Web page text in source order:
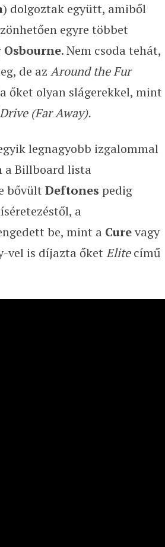
) dolgoztak együtt, amiből
egyre többet
Osbourne. Nem csoda tehát,
de az Around the Fur
őket olyan slágerekkel, mint
(Far Away).
legnagyobb izgalommal
a Billboard lista
bővült Deftones pedig
a
be, mint a Curevagy
vel is díjazta őket Elitecímű